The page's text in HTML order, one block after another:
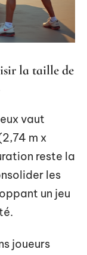
la taille de
vaut
m x
reste la
les
un jeu
joueurs